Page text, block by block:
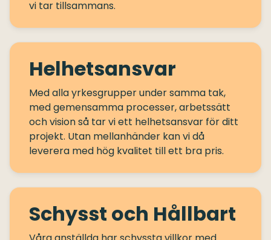
Helhetsansvar
Med alla yrkesgrupper under samma tak,
med gemensamma processer, arbetssätt
och vision så tar vi ett helhetsansvar för ditt
projekt. Utan mellanhänder kan vi då
Schysst och Hållbart